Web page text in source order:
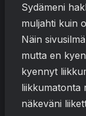
Sydämeni
muljahti kuin
Näin
mutta en
kyennyt
liikkumatonta
näkeväni